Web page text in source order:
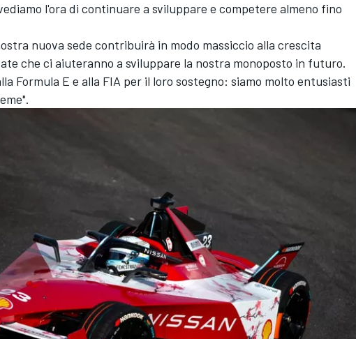
l'ora di continuare a sviluppare e competere almeno fino
nuova sede contribuirà in modo massiccio alla crescita
che ci aiuteranno a sviluppare la nostra monoposto in futuro.
Formula E e alla FIA per il loro sostegno: siamo molto entusiasti